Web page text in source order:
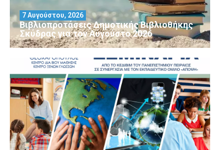
Βιβλιοπροτάσεις Δημοτικής Βιβλιοθήκης
Σκύδρας για τον Αύγούστο 2026
7 Αυγούστου, 2026